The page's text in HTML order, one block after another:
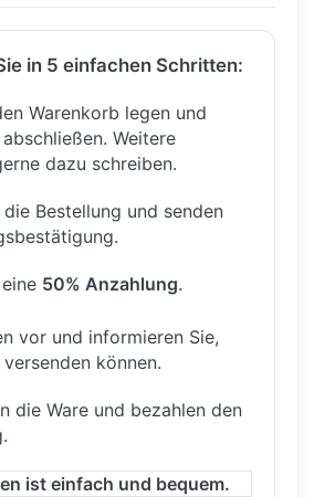
in 5 einfachen Schritten:
Warenkorb legen und
Weitere
dazu schreiben.
Bestellung und senden
50% Anzahlung.
vor und informieren Sie,
können.
die Ware und bezahlen den
ist einfach und bequem.